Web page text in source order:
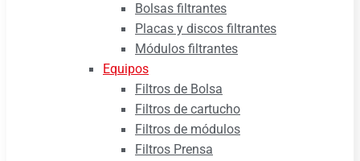
Bolsas filtrantes
Placas y discos filtrantes
Módulos filtrantes
Equipos
Filtros de Bolsa
Filtros de cartucho
Filtros de módulos
Filtros Prensa